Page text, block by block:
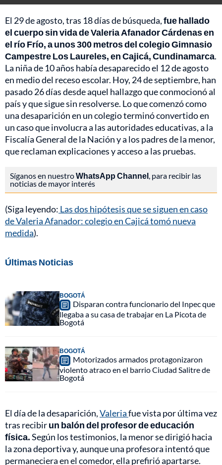
El 29 de agosto, tras 18 días de búsqueda,fue hallado
el cuerpo sin vida de Valeria Afanador Cárdenas en
el río Frío, a unos 300 metros del colegio Gimnasio
Campestre Los Laureles, en Cajicá, Cundinamarca.
La niña de 10 años había desaparecido el 12 de agosto
en medio del receso escolar. Hoy, 24 de septiembre, han
pasado 26 días desde aquel hallazgo que conmocionó al
país y que sigue sin resolverse. Lo que comenzó como
una desaparición en un colegio terminó convertido en
un caso que involucra a las autoridades educativas, a la
Fiscalía General de la Nación y a los padres de la menor,
que reclaman explicaciones y acceso a las pruebas.
Síganos en nuestroWhatsApp Channel, para recibir las
noticias de mayor interés
(Siga leyendo: Las dos hipótesis que se siguen en caso
de Valeria Afanador: colegio en Cajicá tomó nueva
medida).
Últimas Noticias
BOGOTÁ
Disparan contra funcionario del Inpec que
llegaba a su casa de trabajar en La Picota de
Bogotá
BOGOTÁ
Motorizados armados protagonizaron
violento atraco en el barrio Ciudad Salitre de
Bogotá
El día de la desaparición,Valeriafue vista por última vez
tras recibirun balón del profesor de educación
física.Según los testimonios, la menor se dirigió hacia
la zona deportiva y, aunque una profesora intentó que
permaneciera en el comedor, ella prefirió apartarse.